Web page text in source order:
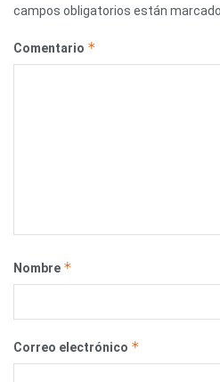
campos obligatorios están
Comentario *
Nombre *
Correo electrónico *